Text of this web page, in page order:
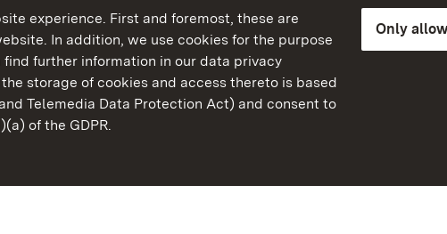
experience. First and foremost, these are
In addition, we use cookies for the purpose
further information in our data privacy
storage of cookies and access thereto is based
Telemedia Data Protection Act) and consent to
of the GDPR.
Only
Baden-Wuerttemberg